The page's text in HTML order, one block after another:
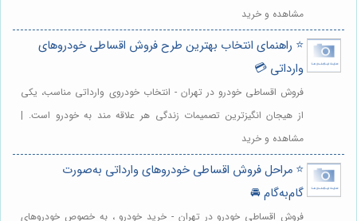
مشاهده و خرید
⭐️ راهنمای انتخاب بهترین طرح فروش اقساطی خودروهای
وارداتی 💳
فروش اقساطی خودرو در تهران - انتخاب خودروی وارداتی مناسب، یکی
از هیجان انگیزترین تصمیمات زندگی هر علاقه مند به خودرو است. |
مشاهده و خرید
⭐️ مراحل فروش اقساطی خودروهای وارداتی به‌صورت
گام‌به‌گام 🚘
فروش اقساطی خودرو در تهران - خرید خودرو ، به خصوص خودروهای